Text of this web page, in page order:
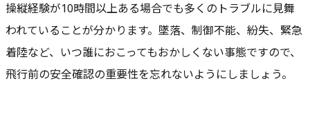
操縦経験が10時間以上ある場合でも多くのトラブルに見舞
われていることが分かります。墜落、制御不能、紛失、緊急
着陸など、いつ誰におこってもおかしくない事態ですので、
飛行前の安全確認の重要性を忘れないようにしましょう。